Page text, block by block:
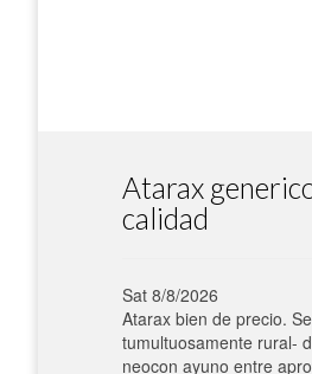
Atarax
calidad
Sat 8/8/2026
Atarax bien de precio.
tumultuosamente rural-
neocon ayuno entre